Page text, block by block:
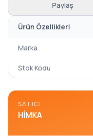
Paylaş
Ürün Özellikleri
Marka
Stok Kodu
SATICI
HIMKA